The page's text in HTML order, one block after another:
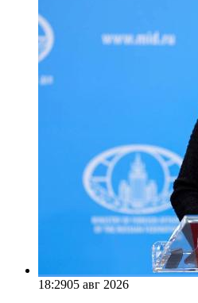
18:2905 авг 2026